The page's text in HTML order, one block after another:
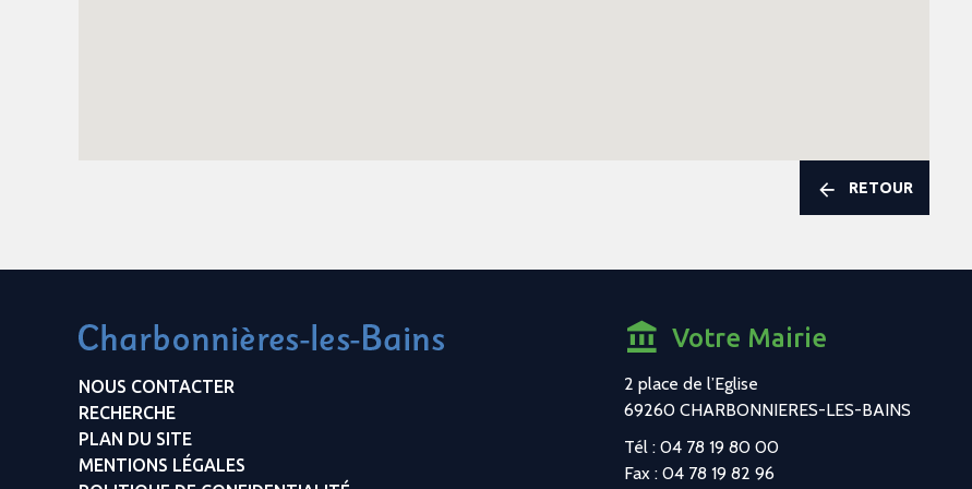
RETOUR
NOUS CONTACTER
RECHERCHE
PLAN DU SITE
MENTIONS LÉGALES
Votre Mairie
2 place de l’Eglise
69260 CHARBONNIERES-LES-BAINS
Tél : 04 78 19 80 00
Fax : 04 78 19 82 96